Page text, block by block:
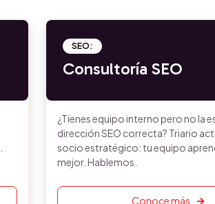
SEO:
Consultoría SEO
¿Tienes equipo interno pero no la
dirección SEO correcta? Triario
socio estratégico: tu equipo
mejor. Hablemos.
Conoce más